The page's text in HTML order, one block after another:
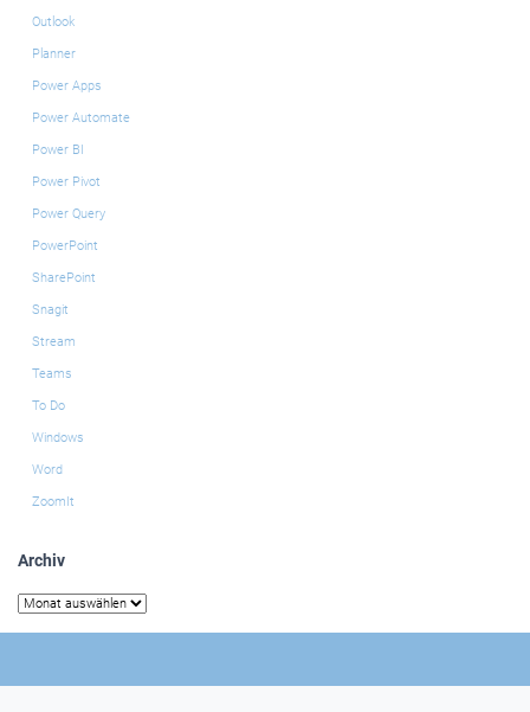
Outlook
Planner
Power Apps
Power Automate
Power BI
Power Pivot
Power Query
PowerPoint
SharePoint
Snagit
Stream
Teams
To Do
Windows
Word
ZoomIt
Archiv
Archiv